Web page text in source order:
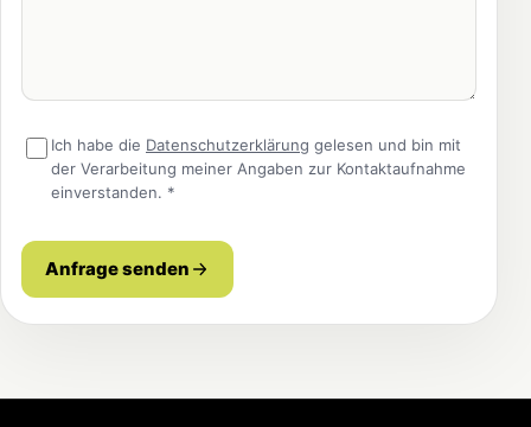
Ich habe die Datenschutzerklärung gelesen und bin mit
der Verarbeitung meiner Angaben zur Kontaktaufnahme
einverstanden. *
Anfrage senden